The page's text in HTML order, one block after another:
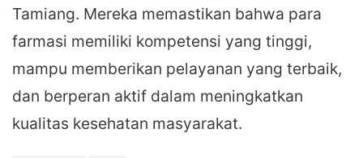
Tamiang. Mereka memastikan bahwa para
farmasi memiliki kompetensi yang tinggi,
mampu memberikan pelayanan yang terbaik,
dan berperan aktif dalam meningkatkan
kualitas kesehatan masyarakat.